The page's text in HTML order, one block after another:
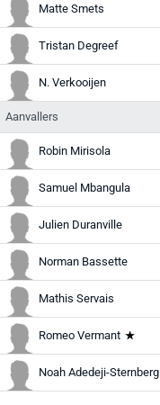
Matte Smets
Tristan Degreef
N. Verkooijen
Aanvallers
Robin Mirisola
Samuel Mbangula
Julien Duranville
Norman Bassette
Mathis Servais
Romeo Vermant
Noah Adedeji-Sternberg